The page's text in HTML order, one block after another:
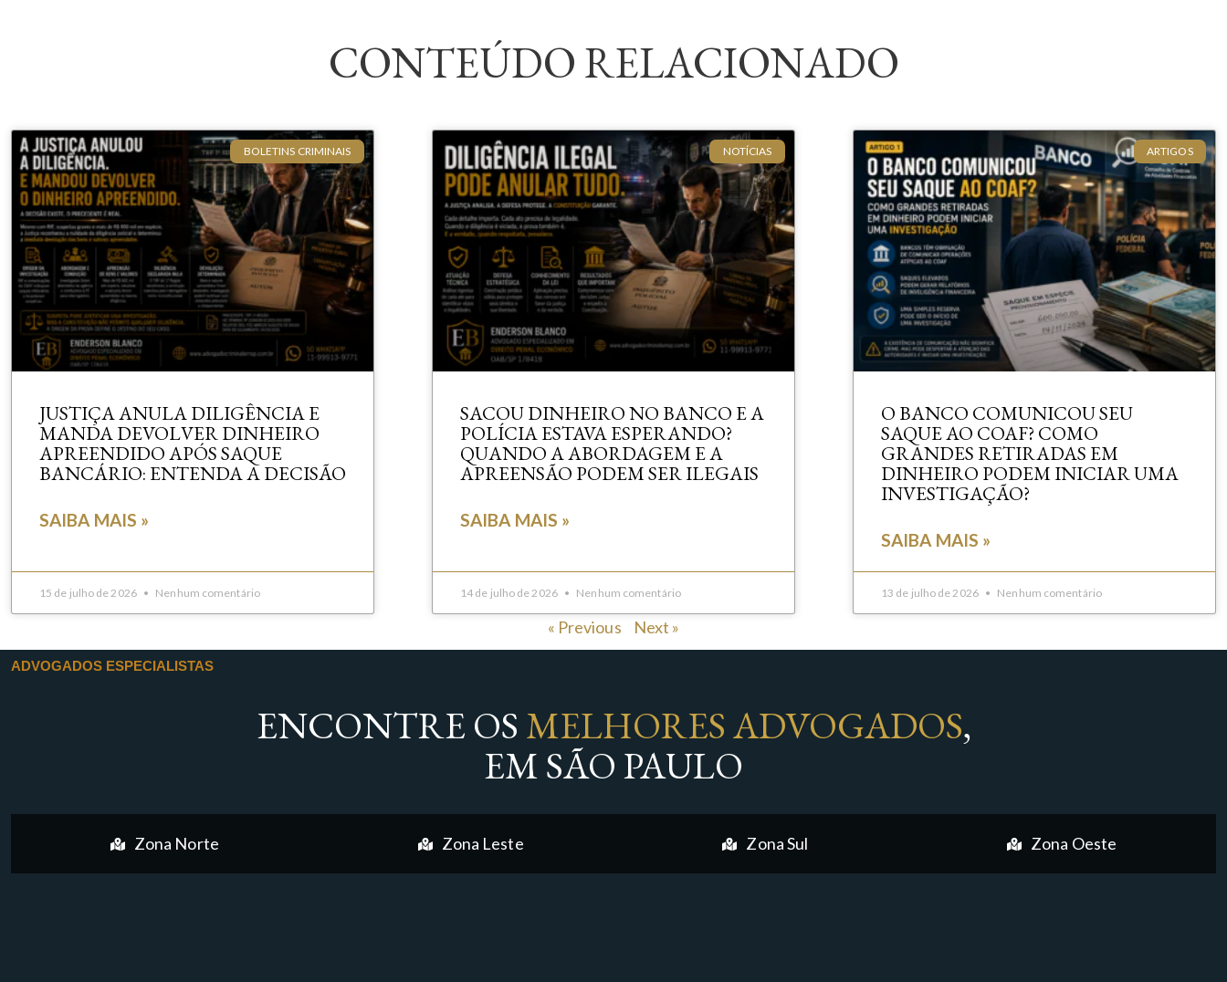
CONTEÚDO RELACIONADO
BOLETINS CRIMINAIS
JUSTIÇA ANULA DILIGÊNCIA E
MANDA DEVOLVER DINHEIRO
APREENDIDO APÓS SAQUE
BANCÁRIO: ENTENDA A DECISÃO
SAIBA MAIS »
15 de julho de 2026 Nenhum comentário
NOTÍCIAS
SACOU DINHEIRO NO BANCO E A
POLÍCIA ESTAVA ESPERANDO?
QUANDO A ABORDAGEM E A
APREENSÃO PODEM SER ILEGAIS
SAIBA MAIS »
14 de julho de 2026 Nenhum comentário
ARTIGOS
O BANCO COMUNICOU SEU
SAQUE AO COAF? COMO
GRANDES RETIRADAS EM
DINHEIRO PODEM INICIAR UMA
INVESTIGAÇÃO?
SAIBA MAIS »
13 de julho de 2026 Nenhum comentário
« Previous Next »
ADVOGADOS ESPECIALISTAS
ENCONTRE OS MELHORES ADVOGADOS,
EM SÃO PAULO
Zona Norte Zona Leste Zona Sul Zona Oeste